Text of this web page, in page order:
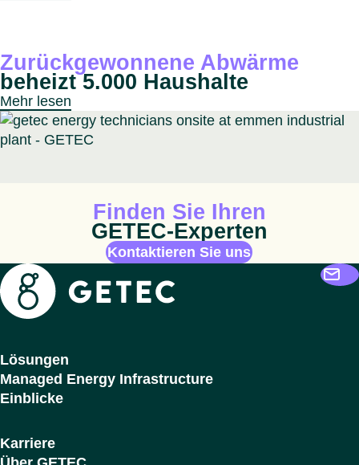
Zurückgewonnene Abwärme
beheizt 5.000 Haushalte
Mehr lesen
Finden Sie Ihren
GETEC-Experten
Kontaktieren Sie uns
Getec
Lösungen
Managed Energy Infrastructure
Einblicke
Karriere